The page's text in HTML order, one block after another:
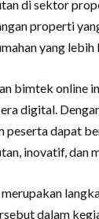
di sektor
properti
yang
bimtek online
digital.
peserta dapat
inovatif, dan
dalam